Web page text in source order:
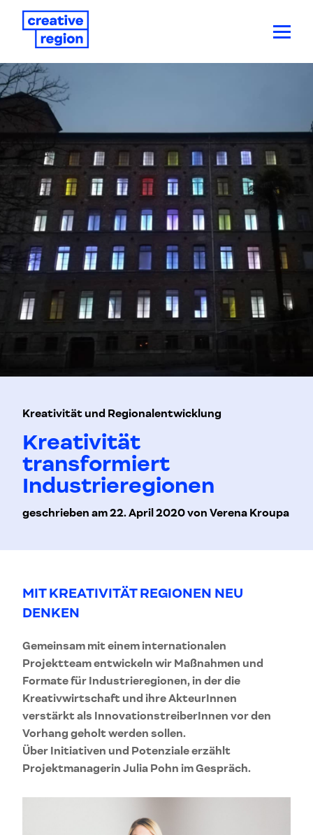
Kreativität und Regionalentwicklung
Kreativität
transformiert
Industrieregionen
geschrieben am 22. April 2020 von Verena Kroupa
MIT KREATIVITÄT REGIONEN NEU
DENKEN
Gemeinsam mit einem internationalen
Projektteam entwickeln wir Maßnahmen und
Formate für Industrieregionen, in der die
Kreativwirtschaft und ihre AkteurInnen
verstärkt als InnovationstreiberInnen vor den
Vorhang geholt werden sollen.
Über Initiativen und Potenziale erzählt
Projektmanagerin Julia Pohn im Gespräch.